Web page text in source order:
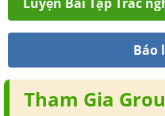
Báo
Tham Gia